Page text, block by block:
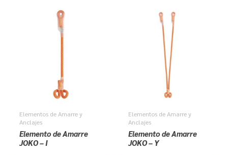
Elementos de Amarre y
Anclajes
Elemento de Amarre
JOKO – I
Elementos de Amarre y
Anclajes
Elemento de Amarre
JOKO – Y